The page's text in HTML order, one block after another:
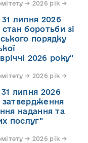
→ 2026 рік →
липня 2026
боротьби зі
порядку
2026 року"
→ 2026 рік →
липня 2026
надання та
послуг"
→ 2026 рік →